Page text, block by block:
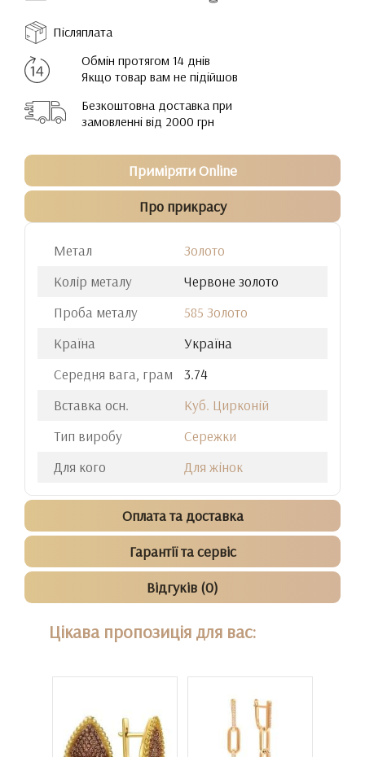
Післяплата
Обмін протягом 14 днів
Якщо товар вам не підійшов
Безкоштовна доставка при
замовленні від 2000 грн
Приміряти Online
Про прикрасу
Метал
Золото
Колір металу
Червоне золото
Проба металу
585 Золото
Країна
Україна
Середня вага, грам
3.74
Вставка осн.
Куб. Цирконій
Тип виробу
Сережки
Для кого
Для жінок
Оплата та доставка
Гарантії та сервіс
Відгуків (0)
Цікава пропозиція для вас: